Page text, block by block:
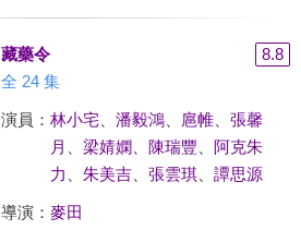
藏藥令
8.8
全 24 集
演員： 林小宅、 潘毅鴻、 扈帷、 張馨
月
梁婧嫻、 陳瑞豐
阿克朱
力
朱美吉、 張雲琪、 譚思源
導演： 麥田